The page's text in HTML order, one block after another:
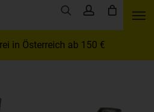
in Österreich ab 150 €
search account